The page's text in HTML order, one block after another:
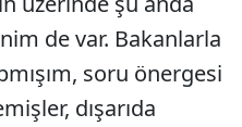
de var. Bakanlarla
soru önergesi
dışarıda